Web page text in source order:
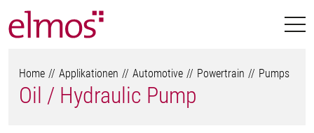
Home Applikationen Automotive Powertrain Pumps
Oil / Hydraulic Pump